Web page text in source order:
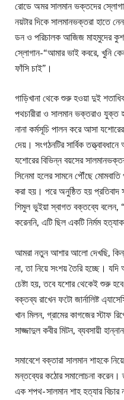
রোডে অমর সালমান ভক্তদের
নয়টার দিকে সালমানভক্তরা হাতে
ডন ও পরিচালক আজিজ মাহমুদের
স্লোগান-“আমার ভাই কবরে, খুনি কেন
ফাঁসি চাই”।
গাড়িখানা থেকে শুরু হওয়া দুই
পথচারীরা ও সালমান ভক্তরাও যুক্ত
নানা কর্মসূচি পালন করে আসা
দেয়। সংগঠনটির সার্বিক
যশোরের বিভিন্ন বয়সের
সিনেমা হলের সামনে পৌঁছে
করা হয়। পরে অনুষ্ঠিত হয় প্রতিবাদ
শিমুল ভুইয়া স্বাগত বক্তব্যে বলেন,
করেননি, এটি ছিল একটি নির্মম
আমরা নতুন আশার আলো দেখছি,
না, তা নিয়ে সংশয় তৈরি হচ্ছে।
চেষ্টা হয়, তবে যশোর থেকেই শুরু
বক্তব্য রাখেন ফটো জার্নালিষ্ট
খান মিলন, গ্রামের কাগজের স্টাফ
সাজ্জাদুল কবীর মিটন, ব্যবসায়ী
সমাবেশে বক্তারা সালমান শাহকে
মন্তব্যের কঠোর সমালোচনা করেন।
এক শপথ- সালমান শাহ হত্যার বিচার